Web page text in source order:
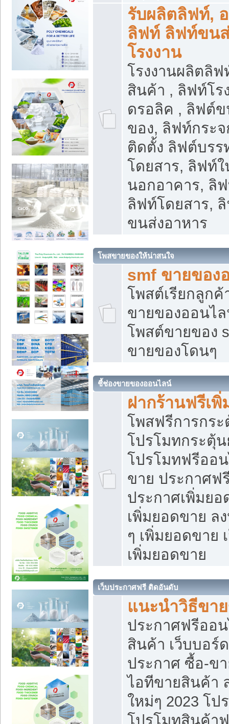
รับผลิตลิฟท์,
ลิฟท์ ลิฟท์ขน
โรงงาน
โรงงานผลิตลิ
สินค้า , ลิฟท์โร
ดรอลิค , ลิฟต์
ของ, ลิฟท์กระ
ติดตั้ง ลิฟต์บร
โดยสาร, ลิฟท์
นอกอาคาร, ลิ
ลิฟท์โดยสาร,
ขนส่งอาหาร
โพสขายของให้น่าสนใจ
smf ขายของ
โพสต์เรียกลูกค้
ขายของออนไ
โพสต์ขายของ
ขายของโดนๆ
ชี้ช่องขายของออนไลน์
ฝากร้านฟรีเ
โพสฟรีการกร
โปรโมทกระตุ้
โปรโมทฟรีออ
ขาย ประกาศฟ
ประกาศเพิ่มย
เพิ่มยอดขาย ล
ๆ เพิ่มยอดขาย
เพิ่มยอดขาย
เว็บประกาศฟรี ติดอันดับ
แนะนำวิธีขา
ประกาศฟรีออ
สินค้า เว็บบอร์
ประกาศ ซื้อ-ข
ไอทีขายสินค้า
ใหม่ๆ 2023 โป
โปรโมทสินค้า